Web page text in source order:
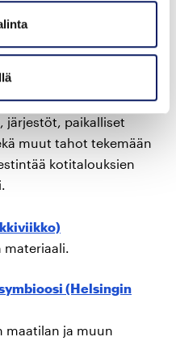
Hävikkifoorumi
suurin
kaikki kiinnostuneet
järjestöt, paikalliset
muut tahot tekemään
kotitalouksien
materiaali.
(Helsingin
maatilan ja muun